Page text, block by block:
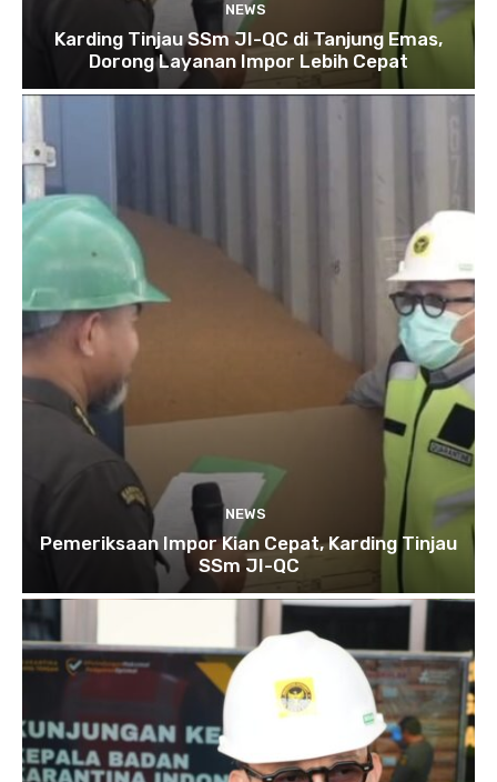
NEWS
Karding Tinjau SSm JI-QC di Tanjung Emas,
Dorong Layanan Impor Lebih Cepat
NEWS
Pemeriksaan Impor Kian Cepat, Karding Tinjau
SSm JI-QC